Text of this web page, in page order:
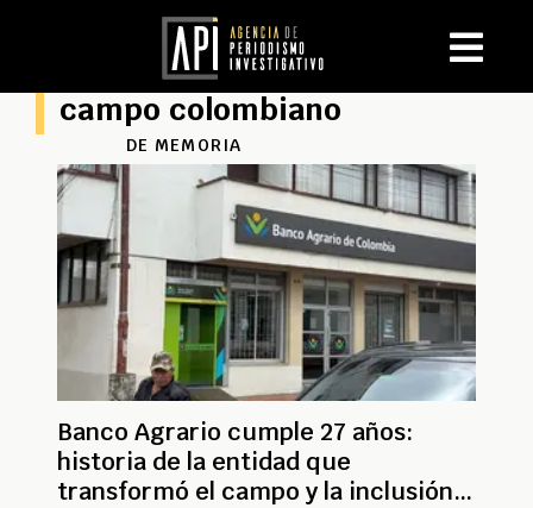
campo colombiano
DE MEMORIA
Banco Agrario cumple 27 años:
historia de la entidad que
transformó el campo y la inclusión